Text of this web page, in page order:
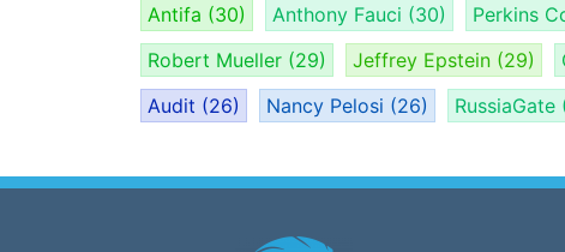
Antifa (30) Anthony Fauci (30) Perkins
Robert Mueller (29) Jeffrey Epstein (29)
Audit (26) Nancy Pelosi (26) RussiaGate